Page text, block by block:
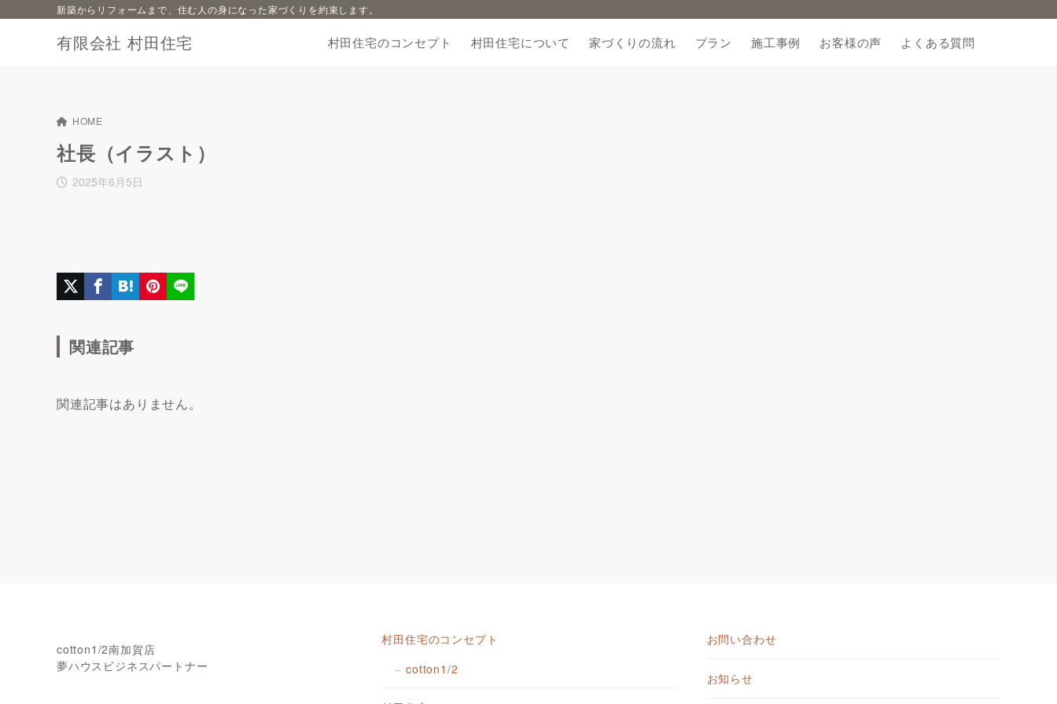
有限会社 村田住宅
新築からリフォームまで、住む人の身になった家づくりを約束します。
村田住宅のコンセプト 村田住宅について 家づくりの流れ プラン 施工事例 お客様の声 よくある質問
HOME
社長（イラスト）
2025年6月5日
関連記事
関連記事はありません。
cotton1/2南加賀店
夢ハウスビジネスパートナー
村田住宅のコンセプト
cotton1/2
お問い合わせ
お知らせ